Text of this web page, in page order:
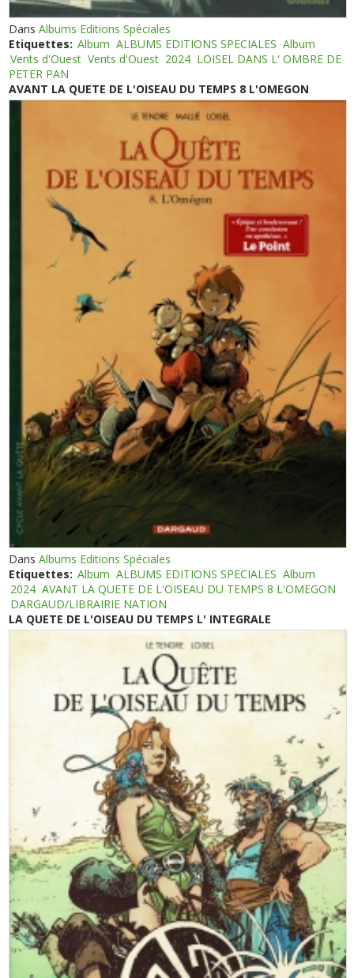
DansAlbums Editions Spéciales
Etiquettes: Album ALBUMS EDITIONS SPECIALES Album
Vents d'Ouest Vents d'Ouest 2024 LOISEL DANS L' OMBRE DE
PETER PAN
AVANT LA QUETE DE L'OISEAU DU TEMPS 8 L'OMEGON
DansAlbums Editions Spéciales
Etiquettes: Album ALBUMS EDITIONS SPECIALES Album
2024 AVANT LA QUETE DE L'OISEAU DU TEMPS 8 L'OMEGON
DARGAUD/LIBRAIRIE NATION
LA QUETE DE L'OISEAU DU TEMPS L' INTEGRALE